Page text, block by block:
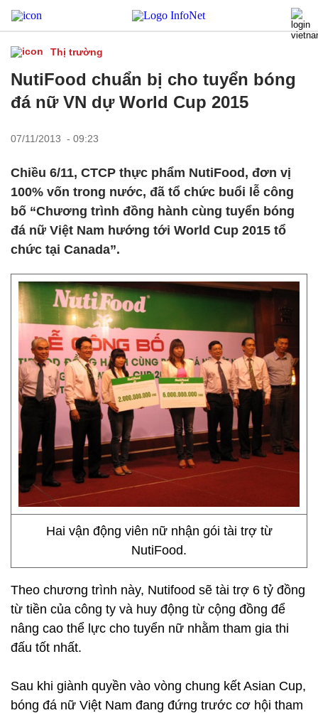
Thị trường
NutiFood chuẩn bị cho tuyển bóng
đá nữ VN dự World Cup 2015
07/11/2013 - 09:23
Chiều 6/11, CTCP thực phẩm NutiFood, đơn vị
100% vốn trong nước, đã tổ chức buổi lễ công
bố “Chương trình đồng hành cùng tuyển bóng
đá nữ Việt Nam hướng tới World Cup 2015 tổ
chức tại Canada”.
Hai vận động viên nữ nhận gói tài trợ từ
NutiFood.
Theo chương trình này, Nutifood sẽ tài trợ 6 tỷ đồng
từ tiền của công ty và huy động từ cộng đồng để
nâng cao thể lực cho tuyển nữ nhằm tham gia thi
đấu tốt nhất.
Sau khi giành quyền vào vòng chung kết Asian Cup,
bóng đá nữ Việt Nam đang đứng trước cơ hội tham